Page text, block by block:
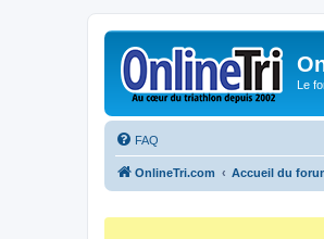
Le
FAQ
OnlineTri.com Accueil du